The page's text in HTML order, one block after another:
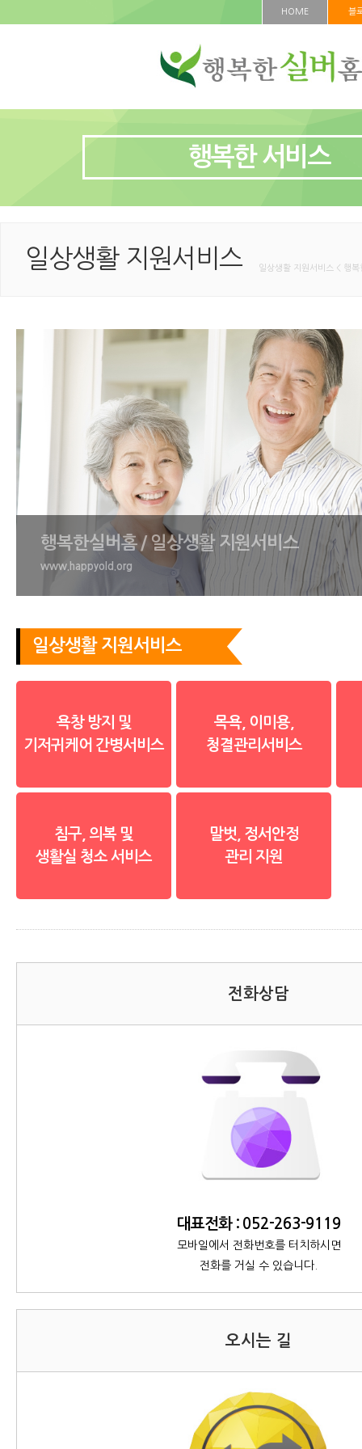
HOME 블
행복한 서비스
일상생활 지원서비스 일상생활 지원서비스 < 행
행복한실버홈 / 일상생활 지원서비스
www.happyold.org
일상생활 지원서비스
욕창 방지 및
기저귀케어 간병서비스
목욕, 이미용,
청결관리서비스
침구, 의복 및
생활실 청소 서비스
말벗, 정서안정
관리 지원
전화상담
대표전화: 052-263-9119
모바일에서 전화번호를 터치하시면
전화를 거실 수 있습니다.
오시는 길